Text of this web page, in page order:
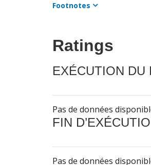
Footnotes
Ratings
EXÉCUTION DU
Pas de données
FIN
Pas de données